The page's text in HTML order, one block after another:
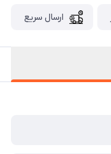
ارسال سریع